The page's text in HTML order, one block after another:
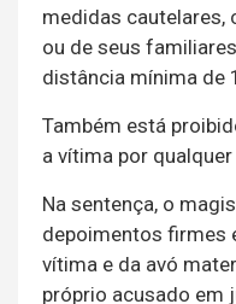
medidas cautelares,
ou de seus
distância mínima de
Também está
a vítima por
Na sentença, o
depoimentos firmes
vítima e da avó
próprio acusado em